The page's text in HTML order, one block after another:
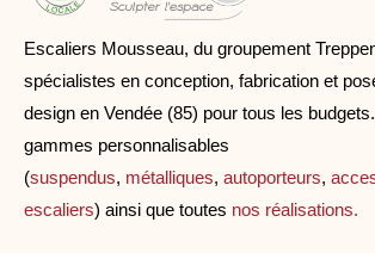
Escaliers Mousseau, du groupement
spécialistes en conception, fabrication et
design en Vendée (85) pour tous les
gammes personnalisables
(suspendus, métalliques, autoporteurs,
escaliers) ainsi que toutes nos réalisations.